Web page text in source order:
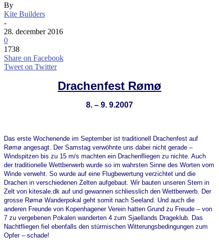
By
Kite Builders
-
28. december 2016
0
1738
Share on Facebook
Tweet on Twitter
Drachenfest Rømø
8. – 9. 9.2007
Das erste Wochenende im September ist traditionell Drachenfest auf
Rømø angesagt. Der Samstag verwöhnte uns dabei nicht gerade –
Windspitzen bis zu 15 m/s machten ein Drachenfliegen zu nichte. Auch
der traditionelle Wettberwerb wurde so im wahrsten Sinne des Worten vom
Winde verweht. So wurde auf eine Flugbewertung verzichtet und die
Drachen in verschiedenen Zelten aufgebaut. Wir bauten unseren Stern in
Zelt von kitesale.dk auf und gewannen schliesslich den Wettberwerb. Der
grosse Rømø Wanderpokal geht somit nach Seeland. Und auch die
anderen Freunde von Kopenhagener Verein hatten Grund zu Freude – von
7 zu vergebenen Pokalen wanderten 4 zum Sjaellands Drageklub. Das
Nachtfliegen fiel ebenfalls den stürmischen Witterungsbedingungen zum
Opfer – schade!